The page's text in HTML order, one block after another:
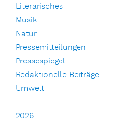
Literarisches
Musik
Natur
Pressemitteilungen
Pressespiegel
Redaktionelle Beiträge
Umwelt
2026